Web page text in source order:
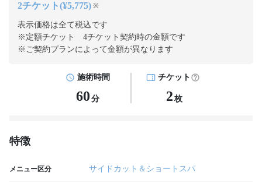
2チケット(¥5,775) ※
表示価格は全て税込です
※定額チケット 4チケット契約時の金額です
※ご契約プランによって金額が異なります
施術時間
60 分
チケット
2 枚
特徴
メニュー区分 サイドカット＆ショートスパ